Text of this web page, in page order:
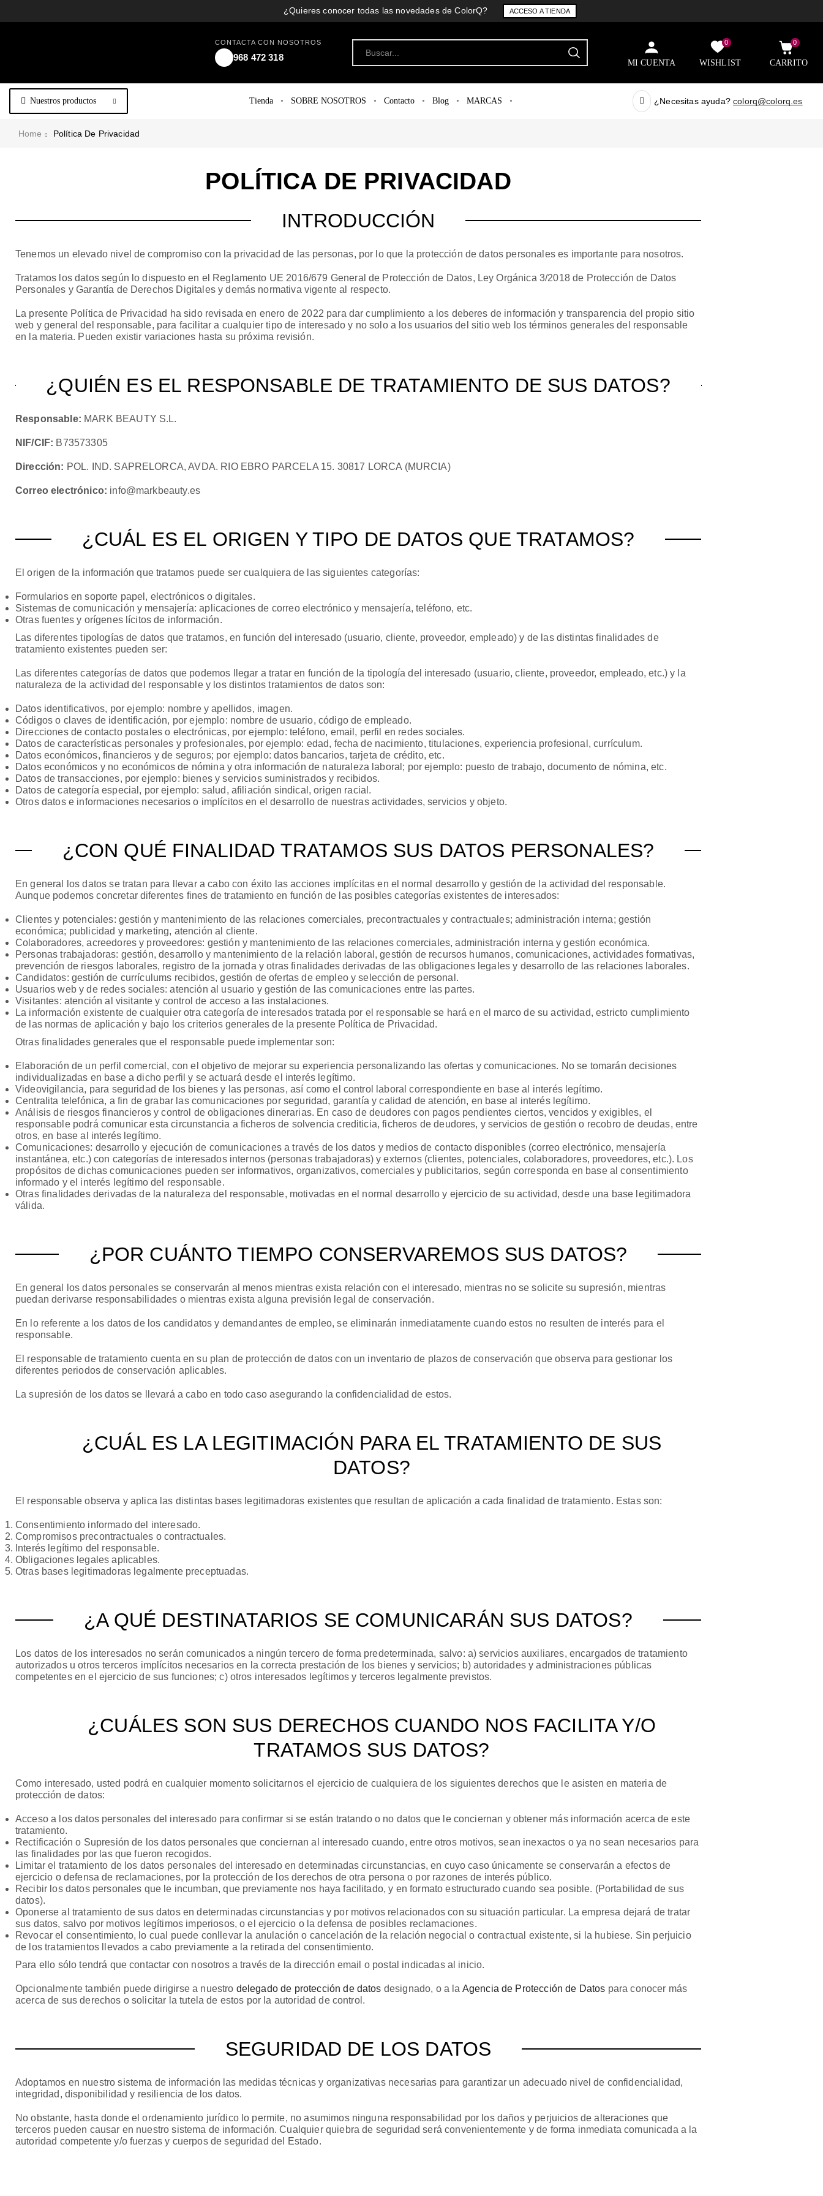
¿Quieres conocer todas las novedades de ColorQ? ACCESO A TIENDA
CONTACTA CON NOSOTROS
968 472 318 MI CUENTA
0
WISHLIST
0
CARRITO
Nuestros productos Tienda SOBRE NOSOTROS Contacto Blog MARCAS ¿Necesitas ayuda?colorq@colorq.es
Home Política De Privacidad
POLÍTICA DE PRIVACIDAD
INTRODUCCIÓN
Tenemos un elevado nivel de compromiso con la privacidad de las personas, por lo que la protección de datos personales es importante para nosotros.
Tratamos los datos según lo dispuesto en el Reglamento UE 2016/679 General de Protección de Datos, Ley Orgánica 3/2018 de Protección de Datos
Personales y Garantía de Derechos Digitales y demás normativa vigente al respecto.
La presente Política de Privacidad ha sido revisada en enero de 2022 para dar cumplimiento a los deberes de información y transparencia del propio sitio
web y general del responsable, para facilitar a cualquier tipo de interesado y no solo a los usuarios del sitio web los términos generales del responsable
en la materia. Pueden existir variaciones hasta su próxima revisión.
¿QUIÉN ES EL RESPONSABLE DE TRATAMIENTO DE SUS DATOS?
Responsable: MARK BEAUTY S.L.
NIF/CIF: B73573305
Dirección: POL. IND. SAPRELORCA, AVDA. RIO EBRO PARCELA 15. 30817 LORCA (MURCIA)
Correo electrónico: info@markbeauty.es
¿CUÁL ES EL ORIGEN Y TIPO DE DATOS QUE TRATAMOS?
El origen de la información que tratamos puede ser cualquiera de las siguientes categorías:
Formularios en soporte papel, electrónicos o digitales.
Sistemas de comunicación y mensajería: aplicaciones de correo electrónico y mensajería, teléfono, etc.
Otras fuentes y orígenes lícitos de información.
Las diferentes tipologías de datos que tratamos, en función del interesado (usuario, cliente, proveedor, empleado) y de las distintas finalidades de
tratamiento existentes pueden ser:
Las diferentes categorías de datos que podemos llegar a tratar en función de la tipología del interesado (usuario, cliente, proveedor, empleado, etc.) y la
naturaleza de la actividad del responsable y los distintos tratamientos de datos son:
Datos identificativos, por ejemplo: nombre y apellidos, imagen.
Códigos o claves de identificación, por ejemplo: nombre de usuario, código de empleado.
Direcciones de contacto postales o electrónicas, por ejemplo: teléfono, email, perfil en redes sociales.
Datos de características personales y profesionales, por ejemplo: edad, fecha de nacimiento, titulaciones, experiencia profesional, currículum.
Datos económicos, financieros y de seguros; por ejemplo: datos bancarios, tarjeta de crédito, etc.
Datos económicos y no económicos de nómina y otra información de naturaleza laboral; por ejemplo: puesto de trabajo, documento de nómina, etc.
Datos de transacciones, por ejemplo: bienes y servicios suministrados y recibidos.
Datos de categoría especial, por ejemplo: salud, afiliación sindical, origen racial.
Otros datos e informaciones necesarios o implícitos en el desarrollo de nuestras actividades, servicios y objeto.
¿CON QUÉ FINALIDAD TRATAMOS SUS DATOS PERSONALES?
En general los datos se tratan para llevar a cabo con éxito las acciones implícitas en el normal desarrollo y gestión de la actividad del responsable.
Aunque podemos concretar diferentes fines de tratamiento en función de las posibles categorías existentes de interesados:
Clientes y potenciales: gestión y mantenimiento de las relaciones comerciales, precontractuales y contractuales; administración interna; gestión
económica; publicidad y marketing, atención al cliente.
Colaboradores, acreedores y proveedores: gestión y mantenimiento de las relaciones comerciales, administración interna y gestión económica.
Personas trabajadoras: gestión, desarrollo y mantenimiento de la relación laboral, gestión de recursos humanos, comunicaciones, actividades formativas,
prevención de riesgos laborales, registro de la jornada y otras finalidades derivadas de las obligaciones legales y desarrollo de las relaciones laborales.
Candidatos: gestión de currículums recibidos, gestión de ofertas de empleo y selección de personal.
Usuarios web y de redes sociales: atención al usuario y gestión de las comunicaciones entre las partes.
Visitantes: atención al visitante y control de acceso a las instalaciones.
La información existente de cualquier otra categoría de interesados tratada por el responsable se hará en el marco de su actividad, estricto cumplimiento
de las normas de aplicación y bajo los criterios generales de la presente Política de Privacidad.
Otras finalidades generales que el responsable puede implementar son:
Elaboración de un perfil comercial, con el objetivo de mejorar su experiencia personalizando las ofertas y comunicaciones. No se tomarán decisiones
individualizadas en base a dicho perfil y se actuará desde el interés legítimo.
Videovigilancia, para seguridad de los bienes y las personas, así como el control laboral correspondiente en base al interés legítimo.
Centralita telefónica, a fin de grabar las comunicaciones por seguridad, garantía y calidad de atención, en base al interés legítimo.
Análisis de riesgos financieros y control de obligaciones dinerarias. En caso de deudores con pagos pendientes ciertos, vencidos y exigibles, el
responsable podrá comunicar esta circunstancia a ficheros de solvencia crediticia, ficheros de deudores, y servicios de gestión o recobro de deudas, entre
otros, en base al interés legítimo.
Comunicaciones: desarrollo y ejecución de comunicaciones a través de los datos y medios de contacto disponibles (correo electrónico, mensajería
instantánea, etc.) con categorías de interesados internos (personas trabajadoras) y externos (clientes, potenciales, colaboradores, proveedores, etc.). Los
propósitos de dichas comunicaciones pueden ser informativos, organizativos, comerciales y publicitarios, según corresponda en base al consentimiento
informado y el interés legítimo del responsable.
Otras finalidades derivadas de la naturaleza del responsable, motivadas en el normal desarrollo y ejercicio de su actividad, desde una base legitimadora
válida.
¿POR CUÁNTO TIEMPO CONSERVAREMOS SUS DATOS?
En general los datos personales se conservarán al menos mientras exista relación con el interesado, mientras no se solicite su supresión, mientras
puedan derivarse responsabilidades o mientras exista alguna previsión legal de conservación.
En lo referente a los datos de los candidatos y demandantes de empleo, se eliminarán inmediatamente cuando estos no resulten de interés para el
responsable.
El responsable de tratamiento cuenta en su plan de protección de datos con un inventario de plazos de conservación que observa para gestionar los
diferentes periodos de conservación aplicables.
La supresión de los datos se llevará a cabo en todo caso asegurando la confidencialidad de estos.
¿CUÁL ES LA LEGITIMACIÓN PARA EL TRATAMIENTO DE SUS
DATOS?
El responsable observa y aplica las distintas bases legitimadoras existentes que resultan de aplicación a cada finalidad de tratamiento. Estas son:
Consentimiento informado del interesado.
Compromisos precontractuales o contractuales.
Interés legítimo del responsable.
Obligaciones legales aplicables.
Otras bases legitimadoras legalmente preceptuadas.
¿A QUÉ DESTINATARIOS SE COMUNICARÁN SUS DATOS?
Los datos de los interesados no serán comunicados a ningún tercero de forma predeterminada, salvo: a) servicios auxiliares, encargados de tratamiento
autorizados u otros terceros implícitos necesarios en la correcta prestación de los bienes y servicios; b) autoridades y administraciones públicas
competentes en el ejercicio de sus funciones; c) otros interesados legítimos y terceros legalmente previstos.
¿CUÁLES SON SUS DERECHOS CUANDO NOS FACILITA Y/O
TRATAMOS SUS DATOS?
Como interesado, usted podrá en cualquier momento solicitarnos el ejercicio de cualquiera de los siguientes derechos que le asisten en materia de
protección de datos:
Acceso a los datos personales del interesado para confirmar si se están tratando o no datos que le conciernan y obtener más información acerca de este
tratamiento.
Rectificación o Supresión de los datos personales que conciernan al interesado cuando, entre otros motivos, sean inexactos o ya no sean necesarios para
las finalidades por las que fueron recogidos.
Limitar el tratamiento de los datos personales del interesado en determinadas circunstancias, en cuyo caso únicamente se conservarán a efectos de
ejercicio o defensa de reclamaciones, por la protección de los derechos de otra persona o por razones de interés público.
Recibir los datos personales que le incumban, que previamente nos haya facilitado, y en formato estructurado cuando sea posible. (Portabilidad de sus
datos).
Oponerse al tratamiento de sus datos en determinadas circunstancias y por motivos relacionados con su situación particular. La empresa dejará de tratar
sus datos, salvo por motivos legítimos imperiosos, o el ejercicio o la defensa de posibles reclamaciones.
Revocar el consentimiento, lo cual puede conllevar la anulación o cancelación de la relación negocial o contractual existente, si la hubiese. Sin perjuicio
de los tratamientos llevados a cabo previamente a la retirada del consentimiento.
Para ello sólo tendrá que contactar con nosotros a través de la dirección email o postal indicadas al inicio.
Opcionalmente también puede dirigirse a nuestro delegado de protección de datos designado, o a la Agencia de Protección de Datos para conocer más
acerca de sus derechos o solicitar la tutela de estos por la autoridad de control.
SEGURIDAD DE LOS DATOS
Adoptamos en nuestro sistema de información las medidas técnicas y organizativas necesarias para garantizar un adecuado nivel de confidencialidad,
integridad, disponibilidad y resiliencia de los datos.
No obstante, hasta donde el ordenamiento jurídico lo permite, no asumimos ninguna responsabilidad por los daños y perjuicios de alteraciones que
terceros pueden causar en nuestro sistema de información. Cualquier quiebra de seguridad será convenientemente y de forma inmediata comunicada a la
autoridad competente y/o fuerzas y cuerpos de seguridad del Estado.